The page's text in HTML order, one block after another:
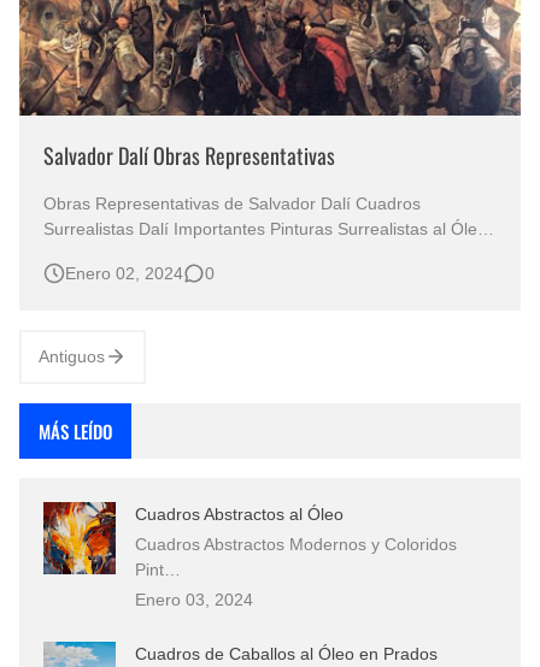
El mundo del arte en pintura surrealista
Salvador Dalí Obras Representativas
Obras Representativas de Salvador Dalí Cuadros
Surrealistas Dalí Importantes Pinturas Surrealistas al Óleo
Pintura al Óleo Surrealista CUADROS ARTE
Enero 02, 2024 0
Antiguos
MÁS LEÍDO
Cuadros Abstractos al Óleo
Cuadros Abstractos Modernos y Coloridos
Pint…
Enero 03, 2024
Cuadros de Caballos al Óleo en Prados